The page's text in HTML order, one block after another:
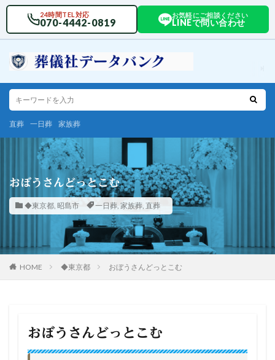
24時間TEL対応
070-4442-0819
お気軽にご相談ください
LINEで問い合わせ
直葬 一日葬 家族葬
おぼうさんどっとこむ
◆東京都, 昭島市 一日葬, 家族葬, 直葬
HOME ◆東京都 おぼうさんどっとこむ
おぼうさんどっとこむ